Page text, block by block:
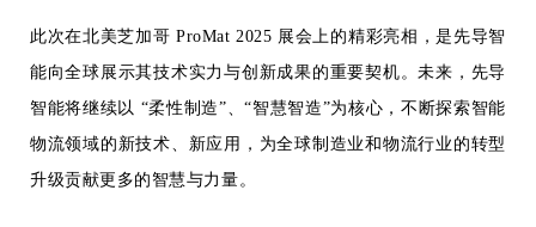
此次在北美芝加哥 ProMat 2025 展会上的精彩亮相，是先导智
能向全球展示其技术实力与创新成果的重要契机。未来，先导
智能将继续以 “柔性制造”、“智慧智造”为核心，不断探索智能
物流领域的新技术、新应用，为全球制造业和物流行业的转型
升级贡献更多的智慧与力量。